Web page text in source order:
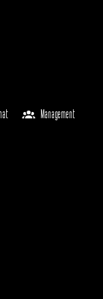
Management